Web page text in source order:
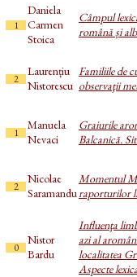
1
Daniela
Carmen
Stoica
Câmpul
română și
2
Laurențiu
Nistorescu
Familiile de
observaţii
1
Manuela
Nevaci
Graiurile
Balcanică.
2
Nicolae
Saramandu
Momentul
raporturilor
0
Nistor
Bardu
Influenţa
azi al
localitatea
Aspecte